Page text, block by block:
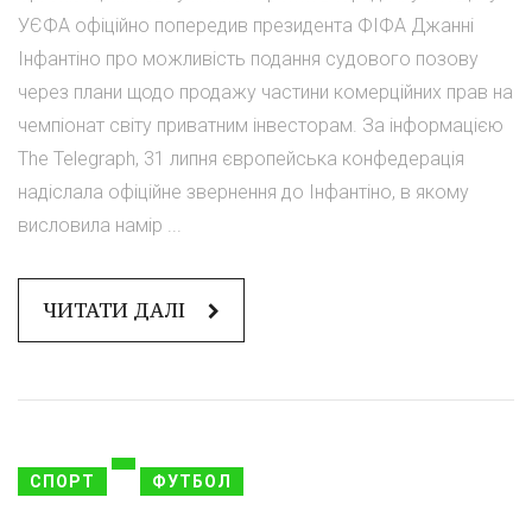
УЄФА офіційно попередив президента ФІФА Джанні
Інфантіно про можливість подання судового позову
через плани щодо продажу частини комерційних прав на
чемпіонат світу приватним інвесторам. За інформацією
The Telegraph, 31 липня європейська конфедерація
надіслала офіційне звернення до Інфантіно, в якому
висловила намір ...
ЧИТАТИ ДАЛІ
СПОРТ ФУТБОЛ